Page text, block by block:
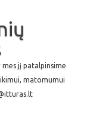
mes jį patalpinsime
matomumui